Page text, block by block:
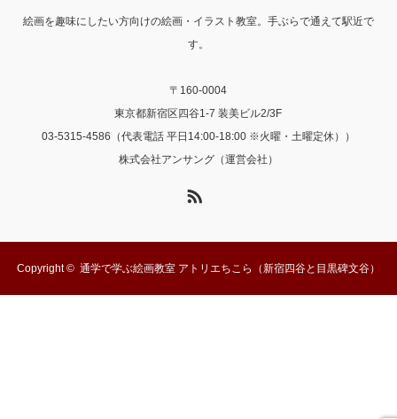
絵画を趣味にしたい方向けの絵画・イラスト教室。手ぶらで通えて駅近で
す。
〒160-0004
東京都新宿区四谷1-7 装美ビル2/3F
03-5315-4586（代表電話 平日14:00-18:00 ※火曜・土曜定休））
株式会社アンサング（運営会社）
Copyright © 通学で学ぶ絵画教室 アトリエちこら（新宿四谷と目黒碑文谷）